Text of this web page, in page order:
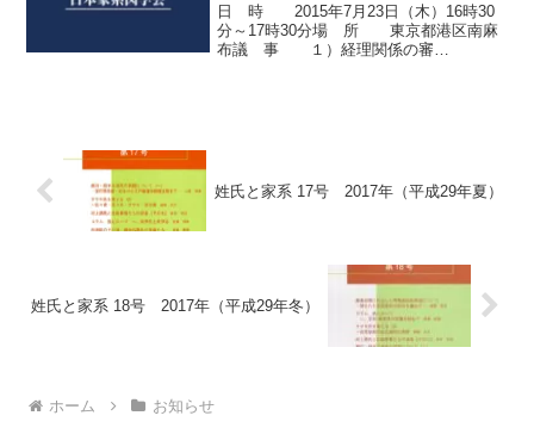
日 時 2015年7月23日（木）16時30
分～17時30分場 所 東京都港区南麻
布議 事 １）経理関係の審
姓氏と家系 17号 2017年（平成29年夏）
姓氏と家系 18号 2017年（平成29年冬）
ホーム お知らせ